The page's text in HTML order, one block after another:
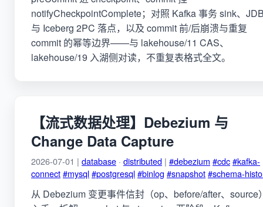
notifyCheckpointComplete；对照 Kafka 事务 sink、
与 Iceberg 2PC 落点，以及 commit 前/后崩溃与重复
commit 的幂等边界——与 lakehouse/11 CAS、
lakehouse/19 入湖侧对读，不重复表格式全文。
【流式数据处理】Debezium 与
Change Data Capture
2026-07-01 | database · distributed | #debezium #cdc#kafka-
connect#mysql#postgresql#binlog #snapshot#schema-
从 Debezium 变更事件信封（op、before/after、source